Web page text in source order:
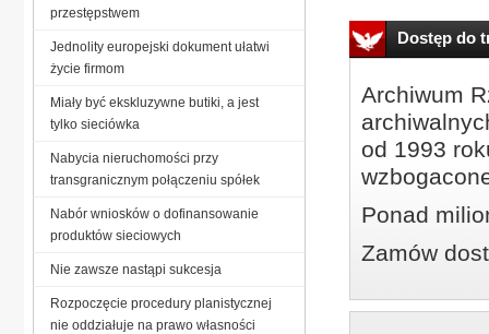
Dostęp do
Archiwum
od 1993
Ponad
Zamów
przestępstwem
Jednolity europejski dokument ułatwi
życie firmom
Miały być ekskluzywne butiki, a jest
tylko sieciówka
Nabycia nieruchomości przy
transgranicznym połączeniu spółek
Nabór wniosków o dofinansowanie
produktów sieciowych
Nie zawsze nastąpi sukcesja
Rozpoczęcie procedury planistycznej
nie oddziałuje na prawo własności